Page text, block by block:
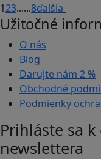
123......8ďalšia
Užitočné
O nás
Blog
Darujte nám 2 %
Obchodné
Podmienky
Prihláste sa
newslettera